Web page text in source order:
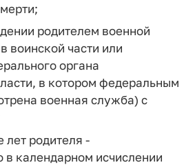
родителем военной
воинской части или
органа
в котором федеральным
военная служба) с
лет родителя -
календарном исчислении